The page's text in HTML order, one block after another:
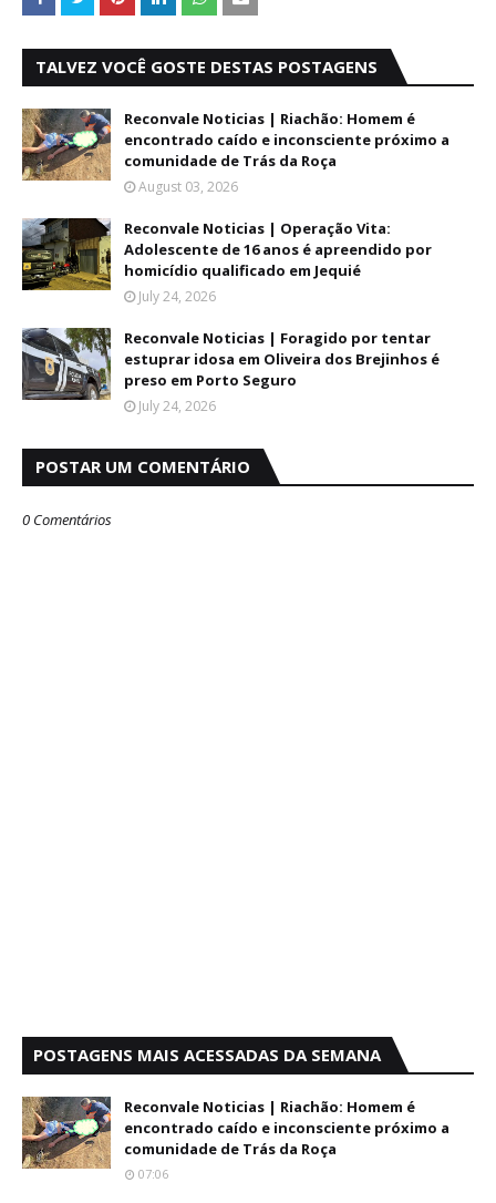
TALVEZ VOCÊ GOSTE DESTAS POSTAGENS
Reconvale Noticias | Riachão: Homem é
encontrado caído e inconsciente próximo a
comunidade de Trás da Roça
August 03, 2026
Reconvale Noticias | Operação Vita:
Adolescente de 16 anos é apreendido por
homicídio qualificado em Jequié
July 24, 2026
Reconvale Noticias | Foragido por tentar
estuprar idosa em Oliveira dos Brejinhos é
preso em Porto Seguro
July 24, 2026
POSTAR UM COMENTÁRIO
0 Comentários
POSTAGENS MAIS ACESSADAS DA SEMANA
Reconvale Noticias | Riachão: Homem é
encontrado caído e inconsciente próximo a
comunidade de Trás da Roça
07:06